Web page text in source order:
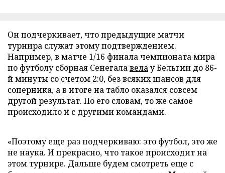
Он подчеркивает, что предыдущие матчи
турнира служат этому подтверждением.
Например, в матче 1/16 финала чемпионата мира
по футболу сборная Сенегалавелау Бельгии до 86-
й минуты со счетом 2:0, без всяких шансов для
соперника, а в итоге на табло оказался совсем
другой результат. По его словам, то же самое
происходило и с другими командами.
«Поэтому еще раз подчеркиваю: это футбол, это же
не наука. И прекрасно, что такое происходит на
этом турнире. Дальше будем смотреть еще с